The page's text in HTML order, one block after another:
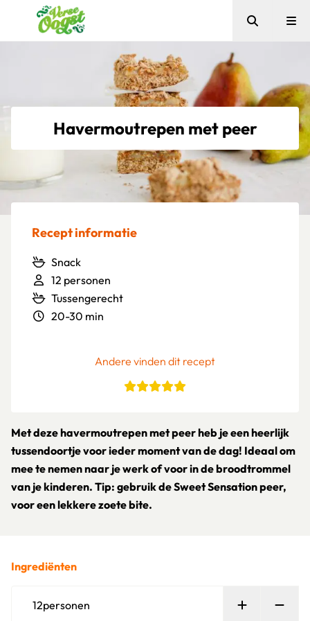
Verse Oogst
Zoeken
Havermoutrepen met peer
Recept informatie
Snack
12 personen
Tussengerecht
20-30 min
Andere vinden dit recept
Met deze havermoutrepen met peer heb je een heerlijk
tussendoortje voor ieder moment van de dag! Ideaal om
mee te nemen naar je werk of voor in de broodtrommel
van je kinderen. Tip: gebruik de Sweet Sensation peer,
voor een lekkere zoete bite.
Ingrediënten
12personen Persoon